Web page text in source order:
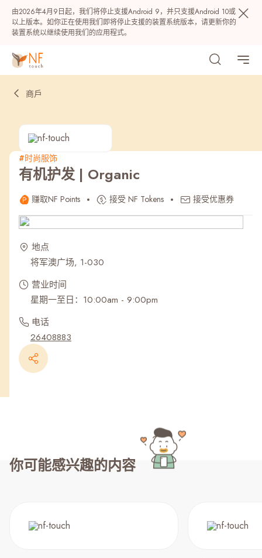
由2026年4月9日起，我们将停止支援Android 9，并只支援Android 10或
以上版本。如你正在使用我们即将停止支援的装置系统版本，请更新你的
装置系统以继续使用我们的应用程式。
热门
最近搜寻纪录
商戶
#时尚服饰
有机护发 | Organic
赚取NF Points 接受 NF Tokens 接受优惠券
地点
将军澳广场, 1-030
营业时间
星期一至日：10:00am - 9:00pm
电话
26408883
你可能感兴趣的内容